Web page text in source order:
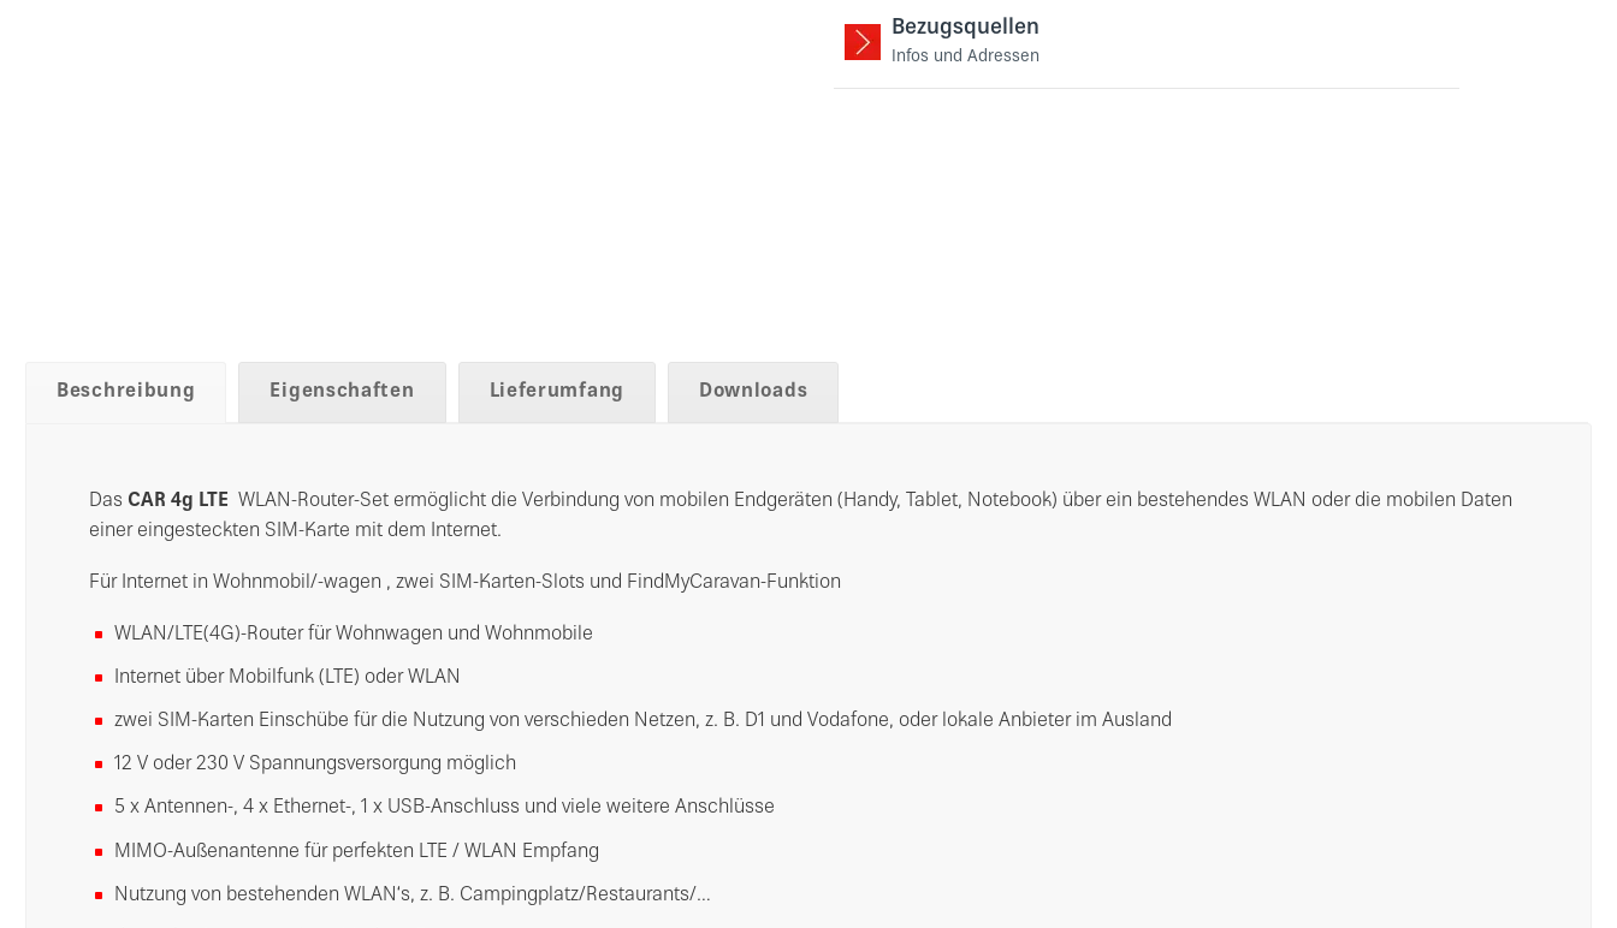
Bezugsquellen
Infos und Adressen
Beschreibung Eigenschaften Lieferumfang Downloads
Das CAR 4g LTE
WLAN-Router-Set ermöglicht die Verbindung von mobilen Endgeräten (Handy, Tablet, Notebook) über ein bestehendes WLAN oder die mobilen Daten
einer eingesteckten SIM-Karte mit dem Internet.
Für Internet in Wohnmobil/-wagen , zwei SIM-Karten-Slots und FindMyCaravan-Funktion
WLAN/LTE(4G)-Router für Wohnwagen und Wohnmobile
Internet über Mobilfunk (LTE) oder WLAN
zwei SIM-Karten Einschübe für die Nutzung von verschieden Netzen, z. B. D1 und Vodafone, oder lokale Anbieter im Ausland
12 V oder 230 V Spannungsversorgung möglich
5 x Antennen-, 4 x Ethernet-, 1 x USB-Anschluss und viele weitere Anschlüsse
MIMO-Außenantenne für perfekten LTE / WLAN Empfang
Nutzung von bestehenden WLAN‘s, z. B. Campingplatz/Restaurants/…